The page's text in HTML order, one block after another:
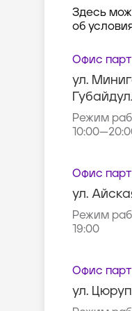
Здесь
об
Офис
ул.
Режим
Офис
ул.
Режим
19:00
Офис
ул.